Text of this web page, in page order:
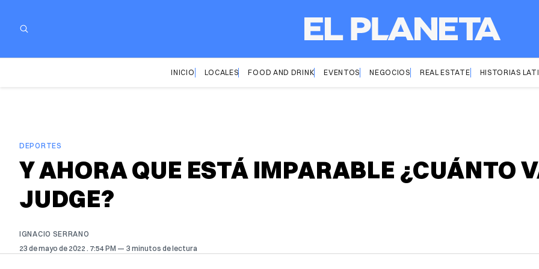
INICIO LOCALES FOOD AND DRINK EVENTOS NEGOCIOS REAL ESTATE HISTORIAS
DEPORTES
Y AHORA QUE ESTÁ IMPARABLE ¿CUÁNTO
JUDGE?
IGNACIO SERRANO
23 de mayo de 2022 . 7:54 PM 3 minutos de lectura